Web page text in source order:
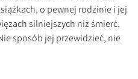
o pewnej rodzinie i jej
silniejszych niż śmierć.
sposób jej przewidzieć, nie